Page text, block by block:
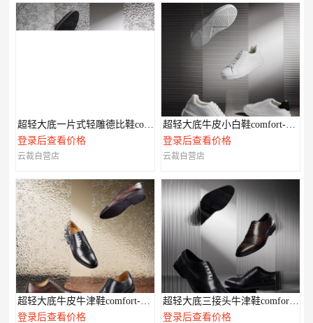
超轻大底一片式轻雕德比鞋comfort-XL系列
登录后查看价格
云裁自营店
超轻大底牛皮小白鞋comfort-XL系列
登录后查看价格
云裁自营店
超轻大底牛皮牛津鞋comfort-XL系列
登录后查看价格
超轻大底三接头牛津鞋comfort-XL系列
登录后查看价格